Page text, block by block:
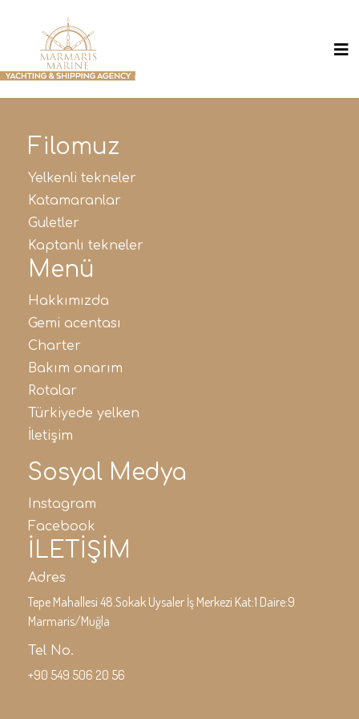
Filomuz
yelkenli tekneler
katamaranlar
guletler
kaptanlı tekneler
Menü
hakkimizda
gemi̇ acentasi
charter
bakim onarim
rotalar
türki̇yede yelken
i̇leti̇şi̇m
Sosyal Medya
instagram
facebook
İLETİŞİM
Adres
Tepe Mahallesi 48.Sokak Uysaler İş Merkezi Kat:1 Daire:9
Marmaris/Muğla
Tel No.
+90 549 506 20 56